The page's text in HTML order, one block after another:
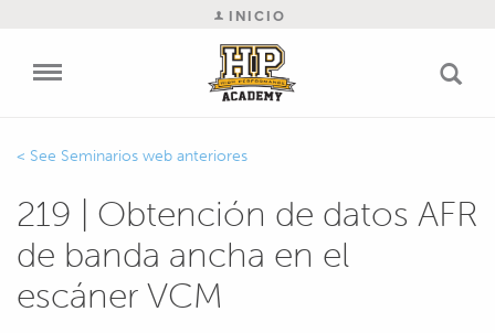
INICIO
Seminarios web anteriores
219 | Obtención de datos AFR
de banda ancha en el
escáner VCM